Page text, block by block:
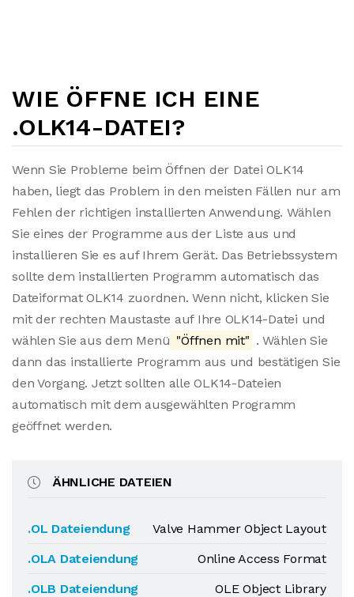
WIE ÖFFNE ICH EINE
.OLK14-DATEI?
Wenn Sie Probleme beim Öffnen der Datei OLK14
haben, liegt das Problem in den meisten Fällen nur am
Fehlen der richtigen installierten Anwendung. Wählen
Sie eines der Programme aus der Liste aus und
installieren Sie es auf Ihrem Gerät. Das Betriebssystem
sollte dem installierten Programm automatisch das
Dateiformat OLK14 zuordnen. Wenn nicht, klicken Sie
mit der rechten Maustaste auf Ihre OLK14-Datei und
wählen Sie aus dem Menü "Öffnen mit" . Wählen Sie
dann das installierte Programm aus und bestätigen Sie
den Vorgang. Jetzt sollten alle OLK14-Dateien
automatisch mit dem ausgewählten Programm
geöffnet werden.
ÄHNLICHE DATEIEN
.OL Dateiendung
Valve Hammer Object Layout
.OLA Dateiendung
Online Access Format
.OLB Dateiendung
OLE Object Library